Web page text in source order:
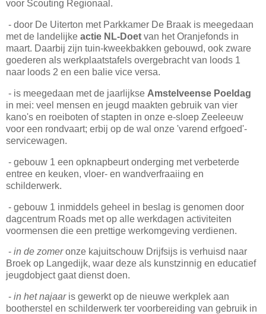
voor Scouting Regionaal.
- door De Uiterton met Parkkamer De Braak is meegedaan
met de landelijke actie NL-Doet van het Oranjefonds in
maart. Daarbij zijn tuin-kweekbakken gebouwd, ook zware
goederen als werkplaatstafels overgebracht van loods 1
naar loods 2 en een balie vice versa.
- is meegedaan met de jaarlijkse Amstelveense Poeldag
in mei: veel mensen en jeugd maakten gebruik van vier
kano's en roeiboten of stapten in onze e-sloep Zeeleeuw
voor een rondvaart; erbij op de wal onze 'varend erfgoed'-
servicewagen.
- gebouw 1 een opknapbeurt onderging met verbeterde
entree en keuken, vloer- en wandverfraaiing en
schilderwerk.
- gebouw 1 inmiddels geheel in beslag is genomen door
dagcentrum Roads met op alle werkdagen activiteiten
voormensen die een prettige werkomgeving verdienen.
- in de zomeronze kajuitschouw Drijfsijs is verhuisd naar
Broek op Langedijk, waar deze als kunstzinnig en educatief
jeugdobject gaat dienst doen.
- in het najaar is gewerkt op de nieuwe werkplek aan
bootherstel en schilderwerk ter voorbereiding van gebruik in